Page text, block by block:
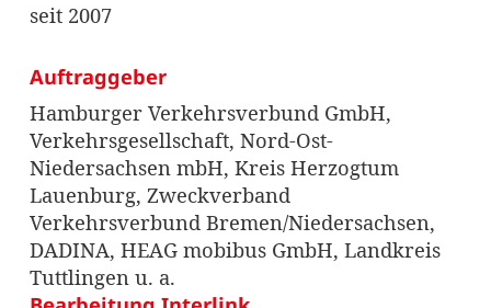
seit 2007
Auftraggeber
Hamburger Verkehrsverbund GmbH,
Verkehrsgesellschaft, Nord-Ost-
Niedersachsen mbH, Kreis Herzogtum
Lauenburg, Zweckverband
Verkehrsverbund Bremen/Niedersachsen,
DADINA, HEAG mobibus GmbH, Landkreis
Tuttlingen u. a.